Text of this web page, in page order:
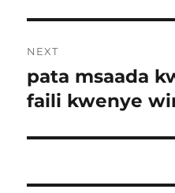
NEXT
Next
post:
pata msaada
faili kwenye